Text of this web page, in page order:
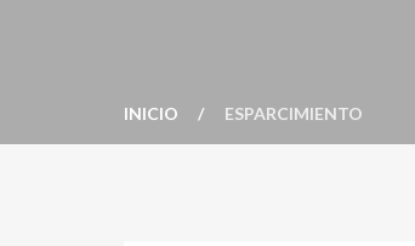
INICIO ESPARCIMIENTO